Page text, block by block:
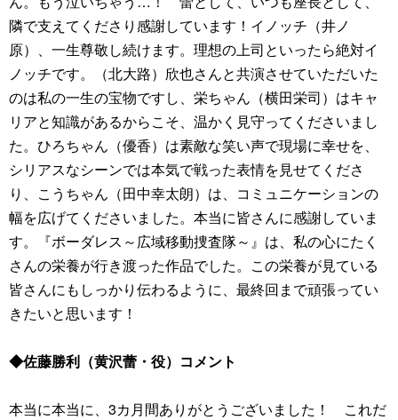
隣で支えてくださり感謝しています！イノッチ（井ノ
原）、一生尊敬し続けます。理想の上司といったら絶対イ
ノッチです。（北大路）欣也さんと共演させていただいた
のは私の一生の宝物ですし、栄ちゃん（横田栄司）はキャ
リアと知識があるからこそ、温かく見守ってくださいまし
た。ひろちゃん（優香）は素敵な笑い声で現場に幸せを、
シリアスなシーンでは本気で戦った表情を見せてくださ
り、こうちゃん（田中幸太朗）は、コミュニケーションの
幅を広げてくださいました。本当に皆さんに感謝していま
す。『ボーダレス～広域移動捜査隊～』は、私の心にたく
さんの栄養が行き渡った作品でした。この栄養が見ている
皆さんにもしっかり伝わるように、最終回まで頑張ってい
きたいと思います！
◆佐藤勝利（黄沢蕾・役）コメント
本当に本当に、3カ月間ありがとうございました！ これだ